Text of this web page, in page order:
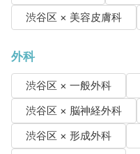
渋谷区 × 美容皮膚科
外科
渋谷区 × 一般外科
渋谷区 × 脳神経外科
渋谷区 × 形成外科